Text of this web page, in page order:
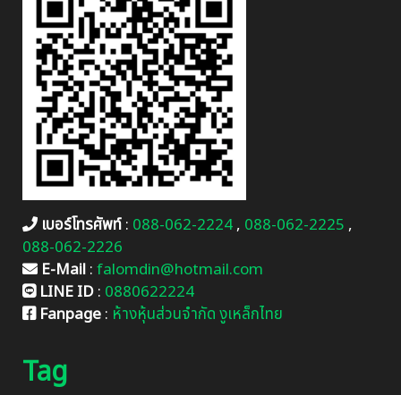
เบอร์โทรศัพท์: 088-062-2224, 088-062-2225,
088-062-2226
E-Mail:falomdin@hotmail.com
LINE ID: 0880622224
Fanpage: ห้างหุ้นส่วนจำกัด งูเหล็กไทย
Tag